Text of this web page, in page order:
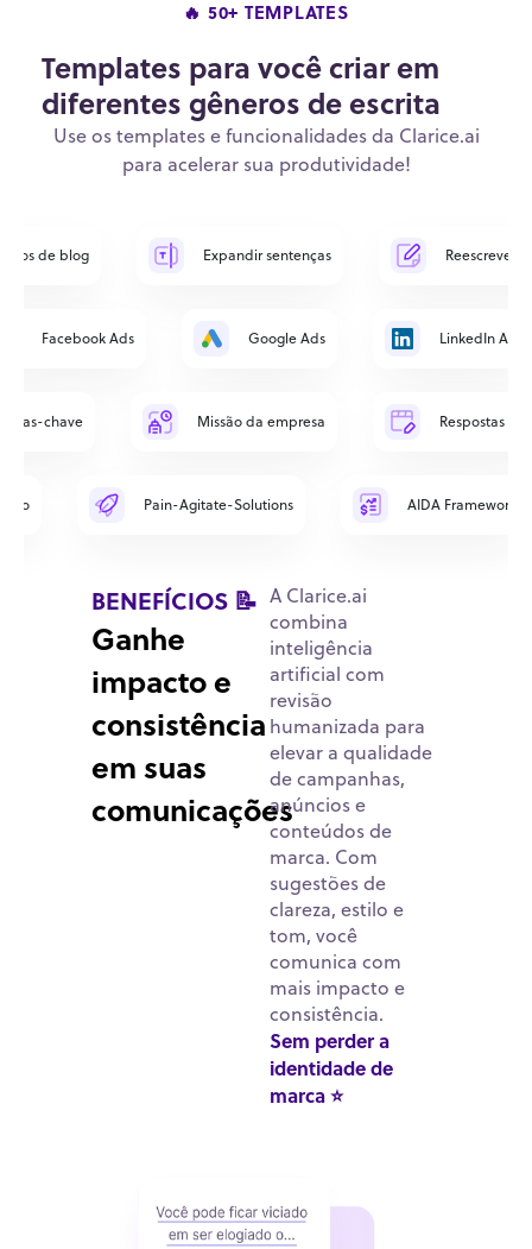
🔥 50+ TEMPLATES
Templates para você criar em
diferentes gêneros de escrita
Use os templates e funcionalidades da Clarice.ai
para acelerar sua produtividade!
de blog Expandir sentenças Reescrever
Facebook Ads Google Ads LinkedIn Ads
chave Missão da empresa Respostas
Pain-Agitate-Solutions AIDA Framework
BENEFÍCIOS 📝
Ganhe
impacto e
consistência
em suas
comunicações
A Clarice.ai
combina
inteligência
artificial com
revisão
humanizada para
elevar a qualidade
de campanhas,
anúncios e
conteúdos de
marca. Com
sugestões de
clareza, estilo e
tom, você
comunica com
mais impacto e
consistência.
Sem perder a
identidade de
marca ⭐